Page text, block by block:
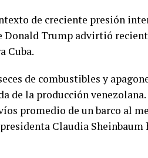
de creciente presión
Donald Trump advirtió
Cuba.
de combustibles y
de la producción
promedio de un barco al
Claudia Sheinbaum